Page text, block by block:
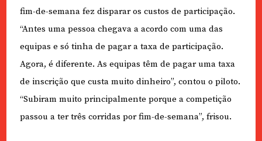
fim-de-semana fez disparar os custos de participação.
“Antes uma pessoa chegava a acordo com uma das
equipas e só tinha de pagar a taxa de participação.
Agora, é diferente. As equipas têm de pagar uma taxa
de inscrição que custa muito dinheiro”, contou o piloto.
“Subiram muito principalmente porque a competição
passou a ter três corridas por fim-de-semana”, frisou.